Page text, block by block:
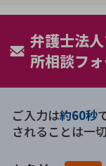
弁護士法
所相談フ
ご入力は約60秒
されることは一